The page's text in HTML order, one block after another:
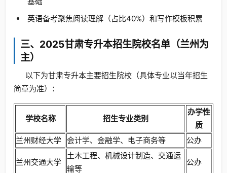
英语备考聚焦阅读理解（占比40%）和写作模板积累
三、2025甘肃专升本招生院校名单（兰州为
主）
以下为甘肃专升本主要招生院校（具体专业以当年招生
简章为准）：
学校名称 招生专业类别
办学性
质
兰州财经大学 会计学、金融学、电子商务等 公办
兰州交通大学
土木工程、机械设计制造、交通运
输等
公办